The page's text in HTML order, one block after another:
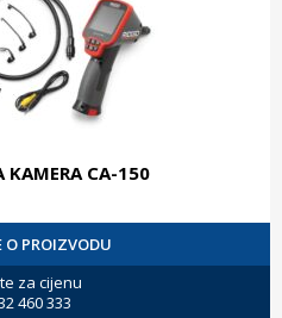
KAMERA CA-150
O PROIZVODU
za cijenu
460 333